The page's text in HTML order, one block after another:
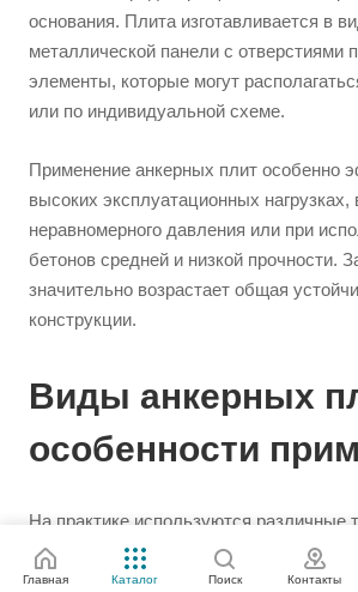
основания. Плита изготавливается в
металлической панели с отверстиями
элементы, которые могут
или по индивидуальной схеме.
Применение анкерных плит особенно
высоких эксплуатационных нагрузках,
неравномерного давления или при
бетонов средней и низкой прочности.
значительно возрастает общая
конструкции.
Виды анкерных
особенности
На практике используются различные
которые подбираются в зависимости
и технических требований:
Главная Каталог Поиск Контакты